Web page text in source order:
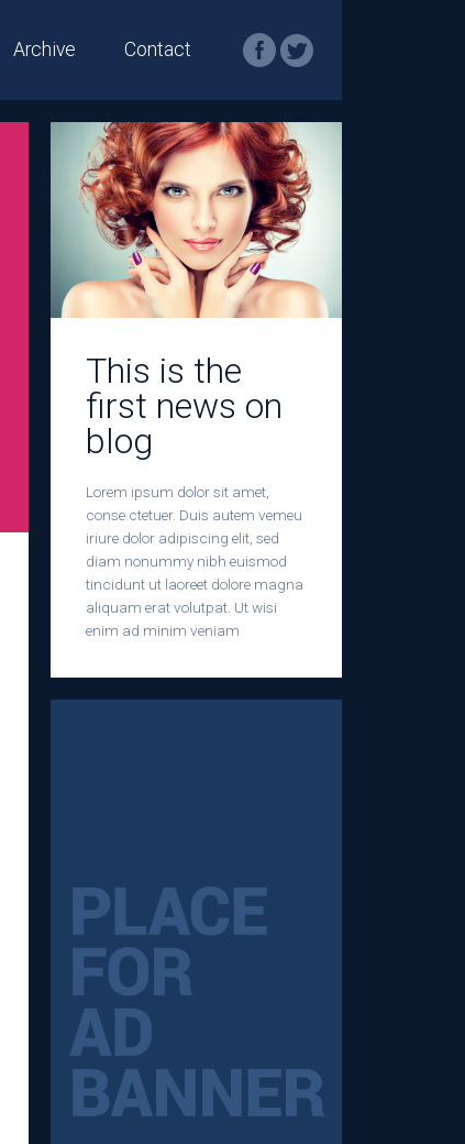
Archive Contact
This is the
first news on
blog
Lorem ipsum dolor sit amet,
conse ctetuer. Duis autem vemeu
iriure dolor adipiscing elit, sed
diam nonummy nibh euismod
tincidunt ut laoreet dolore magna
aliquam erat volutpat. Ut wisi
enim ad minim veniam